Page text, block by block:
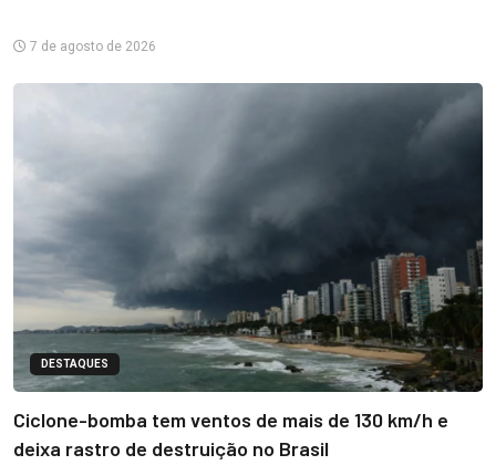
7 de agosto de 2026
DESTAQUES
Ciclone-bomba tem ventos de mais de 130 km/h e
deixa rastro de destruição no Brasil